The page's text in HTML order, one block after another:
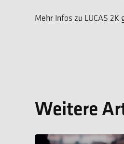
Mehr Infos zu LUCAS 2K
Weitere